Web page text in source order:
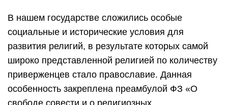
В нашем государстве сложились особые
социальные и исторические условия для
развития религий, в результате которых самой
широко представленной религией по количеству
приверженцев стало православие. Данная
особенность закреплена преамбулой ФЗ «О
свободе совести и о религиозных